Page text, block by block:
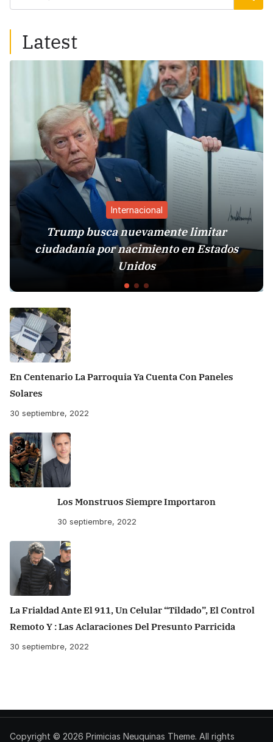
Latest
Internacional
Trump busca nuevamente limitar
ciudadanía por nacimiento en Estados
Unidos
En Centenario La Parroquia Ya Cuenta Con Paneles
Solares
30 septiembre, 2022
Los Monstruos Siempre Importaron
30 septiembre, 2022
La Frialdad Ante El 911, Un Celular “tildado”, El Control
Remoto Y : Las Aclaraciones Del Presunto Parricida
30 septiembre, 2022
Copyright © 2026 Primicias Neuquinas Theme. All rights